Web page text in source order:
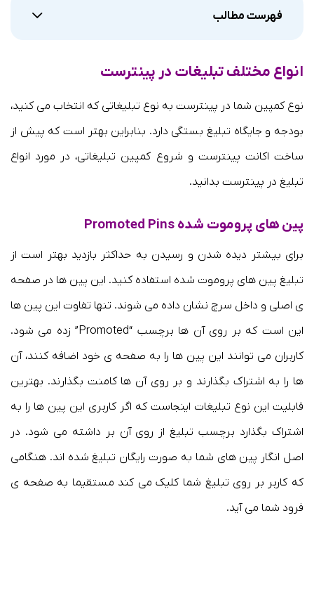
فهرست مطالب
انواع مختلف تبلیغات در پینترست
نوع کمپین شما در پینترست به نوع تبلیغاتی که انتخاب می کنید،
بودجه و جایگاه تبلیغ بستگی دارد. بنابراین بهتر است که پیش از
ساخت اکانت پینترست و شروع کمپین تبلیغاتی، در مورد انواع
تبلیغ در پینترست بدانید.
پین های پروموت شده Promoted Pins
برای بیشتر دیده شدن و رسیدن به حداکثر بازدید بهتر است از
تبلیغ پین های پروموت شده استفاده کنید. این پین ها در صفحه
ی اصلی و داخل سرچ نشان داده می شوند. تنها تفاوت این پین ها
این است که بر روی آن ها برچسب “Promoted” زده می شود.
کاربران می توانند این پین ها را به صفحه ی خود اضافه کنند، آن
ها را به اشتراک بگذارند و بر روی آن ها کامنت بگذارند. بهترین
قابلیت این نوع تبلیغات اینجاست که اگر کاربری این پین ها را به
اشتراک بگذارد برچسب تبلیغ از روی آن بر داشته می شود. در
اصل انگار پین های شما به صورت رایگان تبلیغ شده اند. هنگامی
که کاربر بر روی تبلیغ شما کلیک می کند مستقیما به صفحه ی
فرود شما می آید.